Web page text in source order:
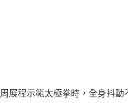
周展程示範太極拳時，全身抖